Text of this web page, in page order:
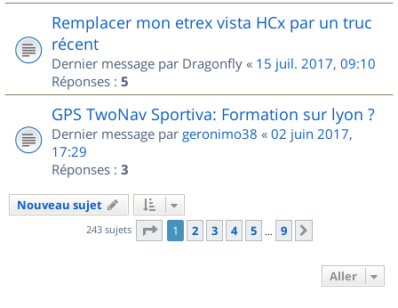
Remplacer mon etrex vista HCx par un truc
récent
Dernier message par Dragonfly « 15 juil. 2017, 09:10
Réponses : 5
GPS TwoNav Sportiva: Formation sur lyon ?
Dernier message par geronimo38 « 02 juin 2017,
17:29
Réponses : 3
Nouveau sujet
243 sujets Page 1sur
1 2 3 4 5 … 9
Aller